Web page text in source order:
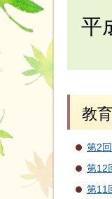
平
教
第2
第12
第11